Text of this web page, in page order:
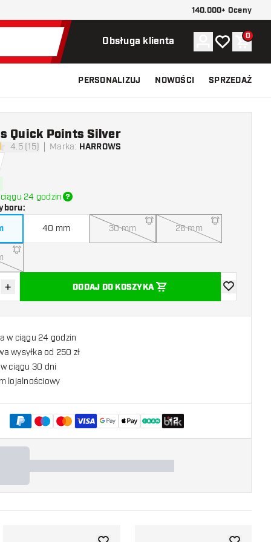
140.000+ Oceny
Obsługa klienta Konto
Moja listaKoszyk
0
PERSONALIZUJ NOWOŚCI SPRZEDAŻ
oceny
4.5 (15) Marka: HARROWS
Quick Points Silver
24 godzin
:
40 mm 30 mm 26 mm
ilość
Zwiększ ilość
+ DODAJ DO KOSZYKA
dodaj do
w ciągu 24 godzin
wysyłka od 250 zł
ciągu 30 dni
lojalnościowy
+2